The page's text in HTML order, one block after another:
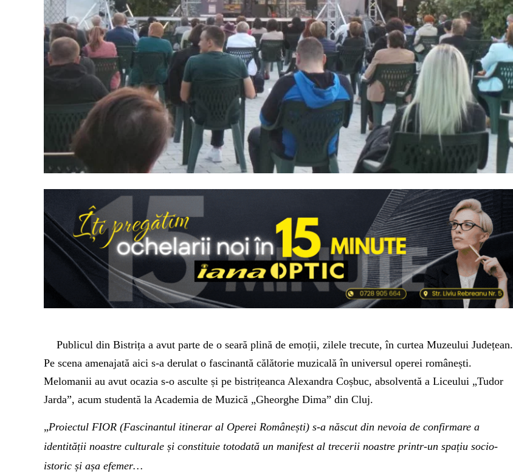
Publicul din Bistrița a avut parte de o seară plină de emoții, zilele trecute, în curtea Muzeului Județean.
Pe scena amenajată aici s-a derulat o fascinantă călătorie muzicală în universul operei românești.
Melomanii au avut ocazia s-o asculte și pe bistrițeanca Alexandra Coșbuc, absolventă a Liceului „Tudor
Jarda”, acum studentă la Academia de Muzică „Gheorghe Dima” din Cluj.
„Proiectul FIOR (Fascinantul itinerar al Operei Românești) s-a născut din nevoia de confirmare a
identității noastre culturale și constituie totodată un manifest al trecerii noastre printr-un spațiu socio-
istoric și așa efemer…